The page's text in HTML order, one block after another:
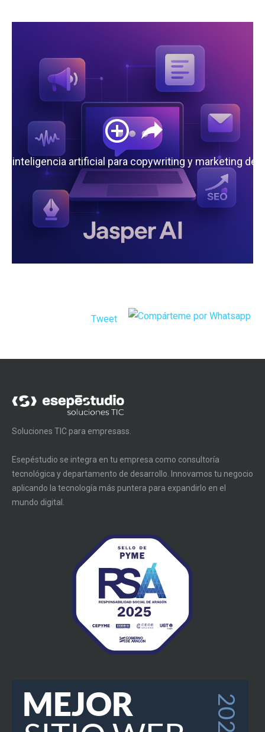
la inteligencia artificial para copywriting y marketing de
Tweet
Soluciones TIC para empresass.
Esepéstudio se integra en tu empresa como consultoría
tecnológica y departamento de desarrollo. Innovamos tu negocio
aplicando la tecnología más puntera para expandirlo en el
mundo digital.